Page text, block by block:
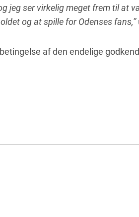
jeg ser virkelig meget frem til at
og at spille for Odenses fans,”
af den endelige